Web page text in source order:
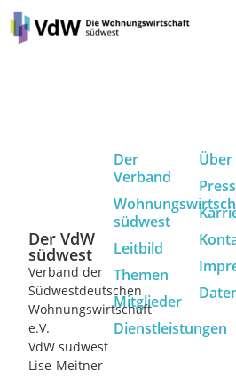
Der VdW
südwest
Verband der
Südwestdeutschen
Wohnungswirtschaft
e.V.
VdW südwest
Lise-Meitner-
Der
Verband
südwest
Leitbild
Themen
Mitglieder
Dienstleistungen
Über